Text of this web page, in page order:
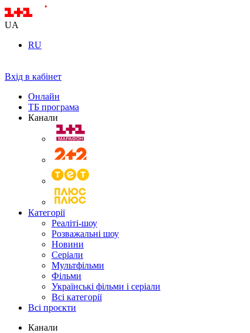
UA
RU
Вхід в кабінет
Онлайн
ТБ програма
Канали
Категорії
Реаліті-шоу
Розважальні шоу
Новини
Серіали
Мультфільми
Фільми
Українські фільми і серіали
Всі категорії
Всі проєкти
Канали